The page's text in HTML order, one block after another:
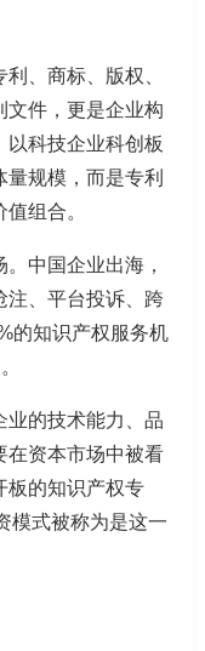
、商标、版权、
文件，更是企业构
以科技企业科创板
量规模，而是专利
组合。
中国企业出海，
注、平台投诉、跨
的知识产权服务机
业的技术能力、品
在资本市场中被看
板的知识产权专
模式被称为是这一